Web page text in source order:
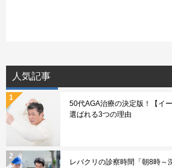
人気記事
50代AGA治療の決定版！【イ
選ばれる3つの理由
レバクリの診察時間「朝8時～